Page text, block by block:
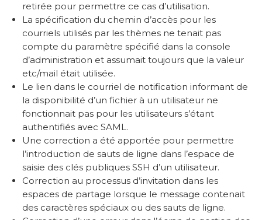
retirée pour permettre ce cas d’utilisation.
La spécification du chemin d’accès pour les
courriels utilisés par les thèmes ne tenait pas
compte du paramètre spécifié dans la console
d’administration et assumait toujours que la valeur
etc/mail était utilisée.
Le lien dans le courriel de notification informant de
la disponibilité d’un fichier à un utilisateur ne
fonctionnait pas pour les utilisateurs s’étant
authentifiés avec SAML.
Une correction a été apportée pour permettre
l’introduction de sauts de ligne dans l’espace de
saisie des clés publiques SSH d’un utilisateur.
Correction au processus d’invitation dans les
espaces de partage lorsque le message contenait
des caractères spéciaux ou des sauts de ligne.